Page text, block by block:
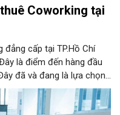
Coworking tại
đẳng cấp tại TP.Hồ Chí
là điểm đến hàng đầu
đã và đang là lựa chọn
như cá nhân khi tìm
mực giữa lòng thành phố